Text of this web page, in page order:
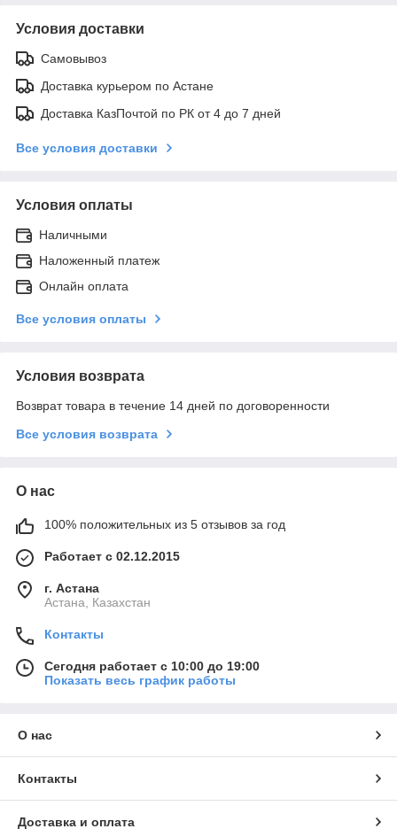
Условия доставки
Самовывоз
Доставка курьером по Астане
Доставка КазПочтой по РК от 4 до 7 дней
Все условия доставки
Условия оплаты
Наличными
Наложенный платеж
Онлайн оплата
Все условия оплаты
Условия возврата
Возврат товара в течение 14 дней по договоренности
Все условия возврата
О нас
100% положительных из 5 отзывов за год
Работает с 02.12.2015
г. Астана
Астана, Казахстан
Контакты
Сегодня работает с 10:00 до 19:00
Показать весь график работы
О нас
Контакты
Доставка и оплата